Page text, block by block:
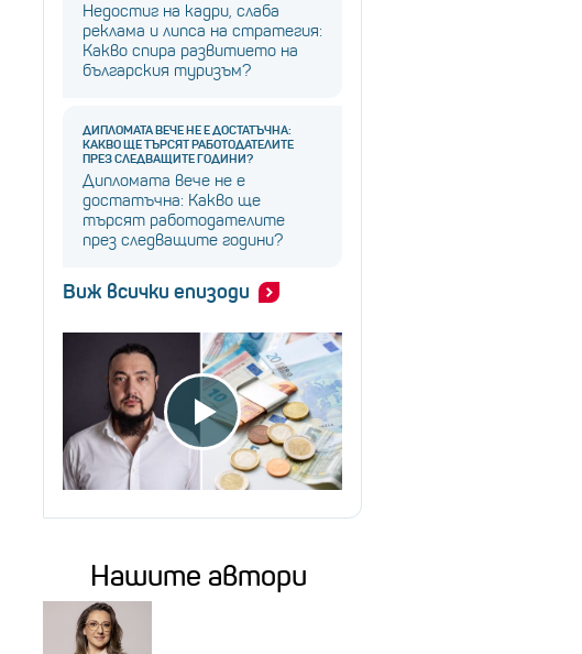
Недостиг на кадри, слаба
реклама и липса на стратегия:
Какво спира развитието на
българския туризъм?
ДИПЛОМАТА ВЕЧЕ НЕ Е ДОСТАТЪЧНА:
КАКВО ЩЕ ТЪРСЯТ РАБОТОДАТЕЛИТЕ
ПРЕЗ СЛЕДВАЩИТЕ ГОДИНИ?
Дипломата вече не е
достатъчна: Какво ще
търсят работодателите
през следващите години?
Виж всички епизоди
Нашите автори